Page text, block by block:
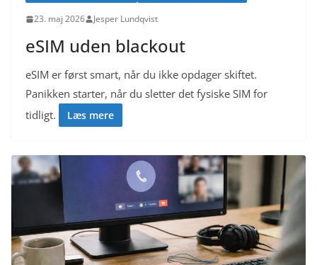
23. maj 2026 Jesper Lundqvist
eSIM uden blackout
eSIM er først smart, når du ikke opdager skiftet.
Panikken starter, når du sletter det fysiske SIM for
tidligt.
Læs mere